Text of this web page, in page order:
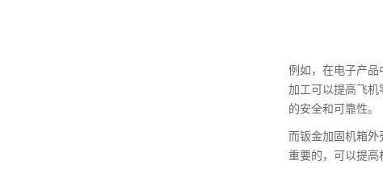
例如，在电子产
加工可以提高飞
的安全和可靠性。
而钣金加固机箱
重要的，可以提高